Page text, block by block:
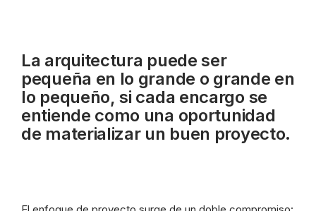
La arquitectura puede ser
pequeña en lo grande o grande en
lo pequeño, si cada encargo se
entiende como una oportunidad
de materializar un buen proyecto.